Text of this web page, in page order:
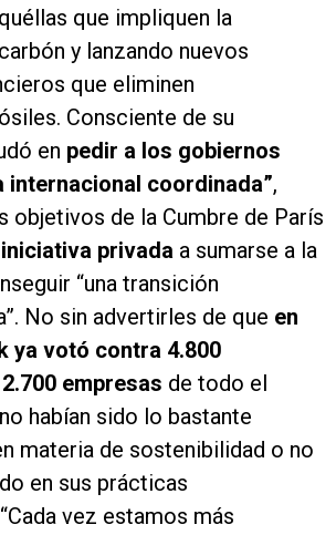
que impliquen la
y lanzando nuevos
que eliminen
Consciente de su
en pedir a los gobiernos
internacional coordinada”,
objetivos de la Cumbre de París
privada a sumarse a la
“una transición
No sin advertirles de que en
ya votó contra 4.800
empresas de todo el
habían sido lo bastante
materia de sostenibilidad o no
en sus prácticas
vez estamos más